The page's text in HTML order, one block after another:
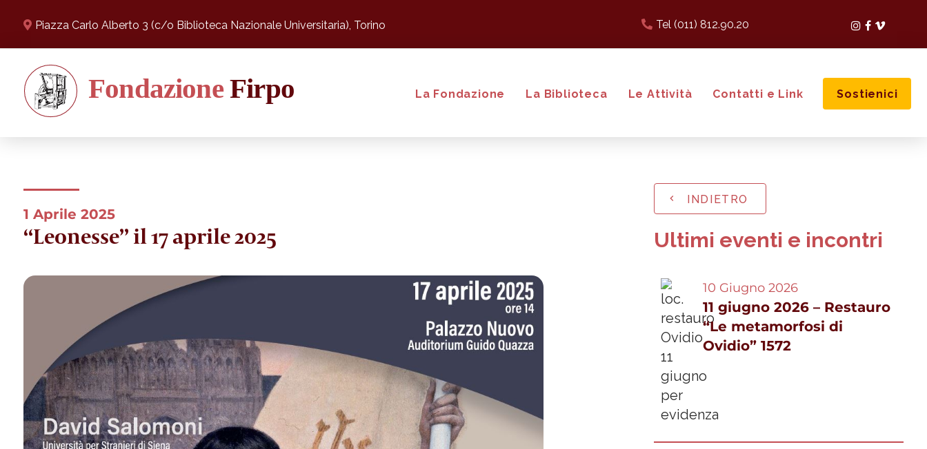
Piazza Carlo Alberto 3 (c/o Biblioteca Nazionale Universitaria), Torino Tel (011) 812.90.20 Instagram
Facebook
Vimeo
La Fondazione La Biblioteca Le Attività Contatti e Link Sostienici
1 Aprile 2025
“Leonesse” il 17 aprile 2025
INDIETRO
Ultimi eventi e incontri
10 Giugno 2026
11 giugno 2026 – Restauro
“Le metamorfosi di
Ovidio” 1572